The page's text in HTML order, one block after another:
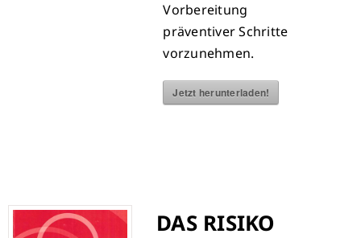
Vorbereitung
präventiver Schritte
vorzunehmen.
Jetzt herunterladen!
DAS RISIKO